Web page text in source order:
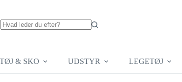
TØJ & SKO UDSTYR LEGETØJ